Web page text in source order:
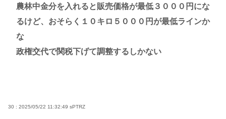
農林中金分を入れると販売価格が最低３０００円にな
るけど、おそらく１０キロ５０００円が最低ラインか
な
政権交代で関税下げて調整するしかない
30 : 2025/05/22 11:32:49 sPTRZ